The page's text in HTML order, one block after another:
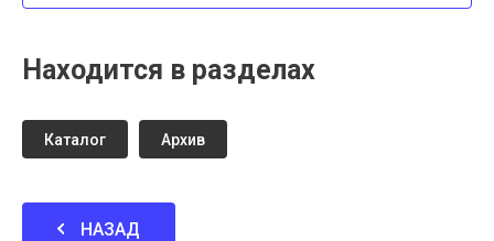
Находится в разделах
Каталог Архив
НАЗАД